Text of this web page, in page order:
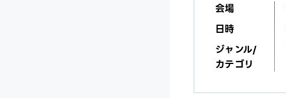
会場
日時
ジャンル/
カテゴリ